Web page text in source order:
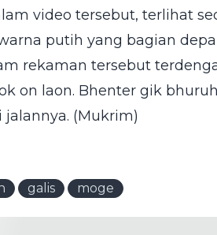
video tersebut, terlihat
putih yang bagian
rekaman tersebut
on laon. Bhenter gik
(Mukrim)
galis moge